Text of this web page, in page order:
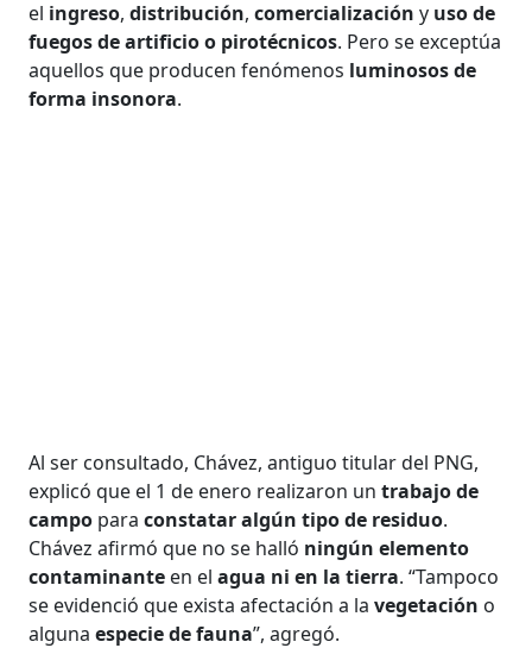
el ingreso,distribución,comercializacióny uso de
fuegos de artificio o pirotécnicos. Pero se exceptúa
aquellos que producen fenómenos luminosos de
forma insonora.
Al ser consultado, Chávez, antiguo titular del PNG,
explicó que el 1 de enero realizaron untrabajo de
campo paraconstatar algún tipo de residuo.
Chávez afirmó que no se halló ningún elemento
contaminante en elagua ni en la tierra. “Tampoco
se evidenció que exista afectación a lavegetación o
algunaespecie de fauna”, agregó.